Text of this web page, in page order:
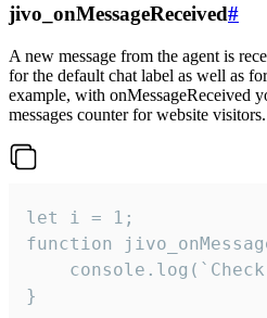
jivo_onMessageReceived#
A new message from the agent is
for the default chat label as well as
example, with onMessageReceived
messages counter for website visitors.
let i = 1;
function
}